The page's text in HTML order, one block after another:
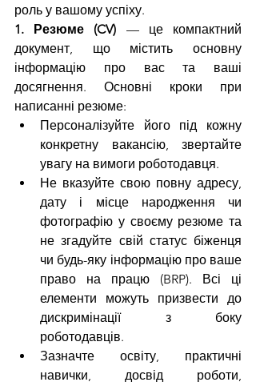
роль у вашому успіху.
1. Резюме (CV) — це компактний
документ, що містить основну
інформацію про вас та ваші
досягнення. Основні кроки при
написанні резюме:
Персоналізуйте його під кожну
конкретну вакансію, звертайте
увагу на вимоги роботодавця.
Не вказуйте свою повну адресу,
дату і місце народження чи
фотографію у своєму резюме та
не згадуйте свій статус біженця
чи будь-яку інформацію про ваше
право на працю (BRP). Всі ці
елементи можуть призвести до
дискримінації з боку
роботодавців.
Зазначте освіту, практичні
навички, досвід роботи,